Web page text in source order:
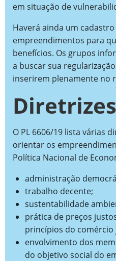
em situação de
Haverá ainda um
empreendimentos para
benefícios. Os grupos
a buscar sua
inserirem plenamente no
Diretrizes
O PL 6606/19 lista várias
orientar os
Política Nacional de
administração
trabalho decente;
sustentabilidade
prática de preços
princípios do
envolvimento dos
do objetivo social do